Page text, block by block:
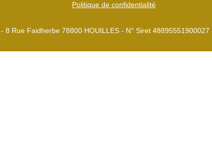
Politique de confidentialité
8 Rue Faidherbe 78800 HOUILLES - N° Siret